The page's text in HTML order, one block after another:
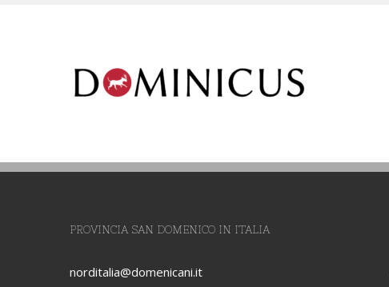
PROVINCIA SAN DOMENICO IN ITALIA
norditalia@domenicani.it